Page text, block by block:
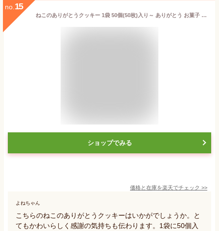
no. 15
ねこのありがとうクッキー 1袋 50個(50枚)入り～ ありがとう お菓子 個包装 国内製造 猫 父の日 お中元 スイーツ お返し おかし ビスケット アイシングクッキー プレゼント プチギフト 感謝 挨拶回り お礼営業 送別会 異動 退職 転勤 ご挨拶 結婚式 お土産 粗品
ショップでみる
価格と在庫を楽天でチェック >>
よねちゃん
こちらのねこのありがとうクッキーはいかがでしょうか。と
てもかわいらしく感謝の気持ちも伝わります。1袋に50個入